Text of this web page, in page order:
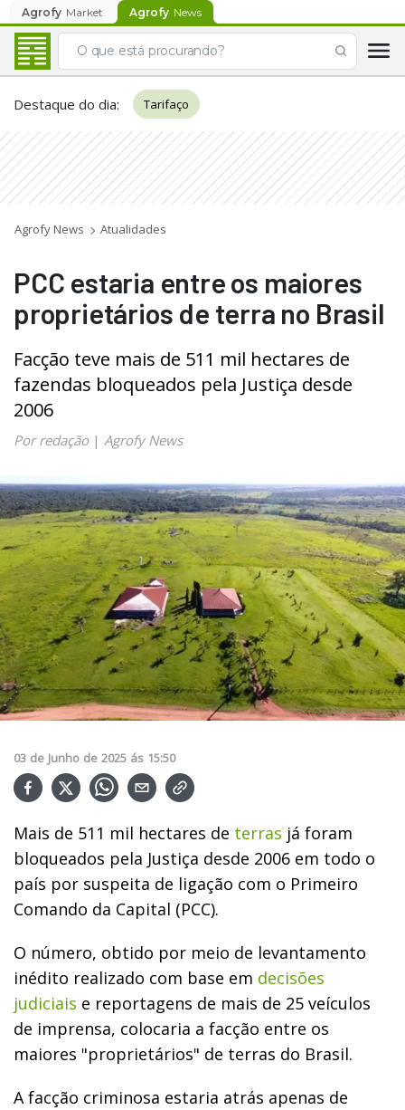
Agrofy Market Agrofy News
Destaque do dia: Tarifaço
Agrofy News Atualidades
PCC estaria entre os maiores
proprietários de terra no Brasil
Facção teve mais de 511 mil hectares de
fazendas bloqueados pela Justiça desde
2006
Por redação| Agrofy News
03 de Junho de 2025 ás 15:50
Mais de 511 mil hectares de terras já foram
bloqueados pela Justiça desde 2006 em todo o
país por suspeita de ligação com o Primeiro
Comando da Capital (PCC).
O número, obtido por meio de levantamento
inédito realizado com base em decisões
judiciais e reportagens de mais de 25 veículos
de imprensa, colocaria a facção entre os
maiores "proprietários" de terras do Brasil.
A facção criminosa estaria atrás apenas de